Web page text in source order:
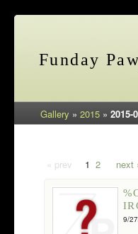
Funday
Gallery » 2015 » 2015-
« prev 1 2 next
9/